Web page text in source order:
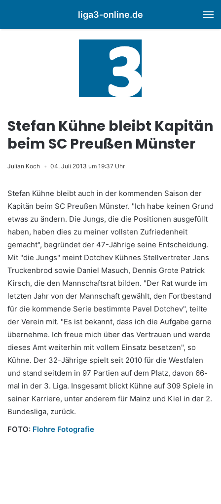
liga3-online.de
Stefan Kühne bleibt Kapitän
beim SC Preußen Münster
Julian Koch 04. Juli 2013 um 19:37 Uhr
Stefan Kühne bleibt auch in der kommenden Saison der
Kapitän beim SC Preußen Münster. "Ich habe keinen Grund
etwas zu ändern. Die Jungs, die die Positionen ausgefüllt
haben, haben dies zu meiner vollsten Zufriedenheit
gemacht", begründet der 47-Jährige seine Entscheidung.
Mit "die Jungs" meint Dotchev Kühnes Stellvertreter Jens
Truckenbrod sowie Daniel Masuch, Dennis Grote Patrick
Kirsch, die den Mannschaftsrat bilden. "Der Rat wurde im
letzten Jahr von der Mannschaft gewählt, den Fortbestand
für die kommende Serie bestimmte Pavel Dotchev", teilte
der Verein mit. "Es ist bekannt, dass ich die Aufgabe gerne
übernehme. Ich freue mich über das Vertrauen und werde
dieses Amt weiterhin mit vollem Einsatz besetzen", so
Kühne. Der 32-Jährige spielt seit 2010 für die Westfalen
und stand seitdem in 97 Partien auf dem Platz, davon 66-
mal in der 3. Liga. Insgesamt blickt Kühne auf 309 Spiele in
seiner Karriere, unter anderem für Mainz und Kiel in der 2.
Bundesliga, zurück.
FOTO: Flohre Fotografie